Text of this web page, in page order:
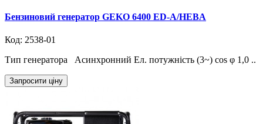
Бензиновий генератор GEKO 6400 ED-A/HEBA
Код: 2538-01
Тип генератора Асинхронний Ел. потужність (3~) cos φ 1,0 ..
Запросити ціну